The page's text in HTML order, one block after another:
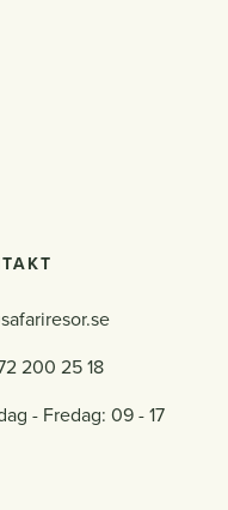
200 25 18
- Fredag: 09 - 17